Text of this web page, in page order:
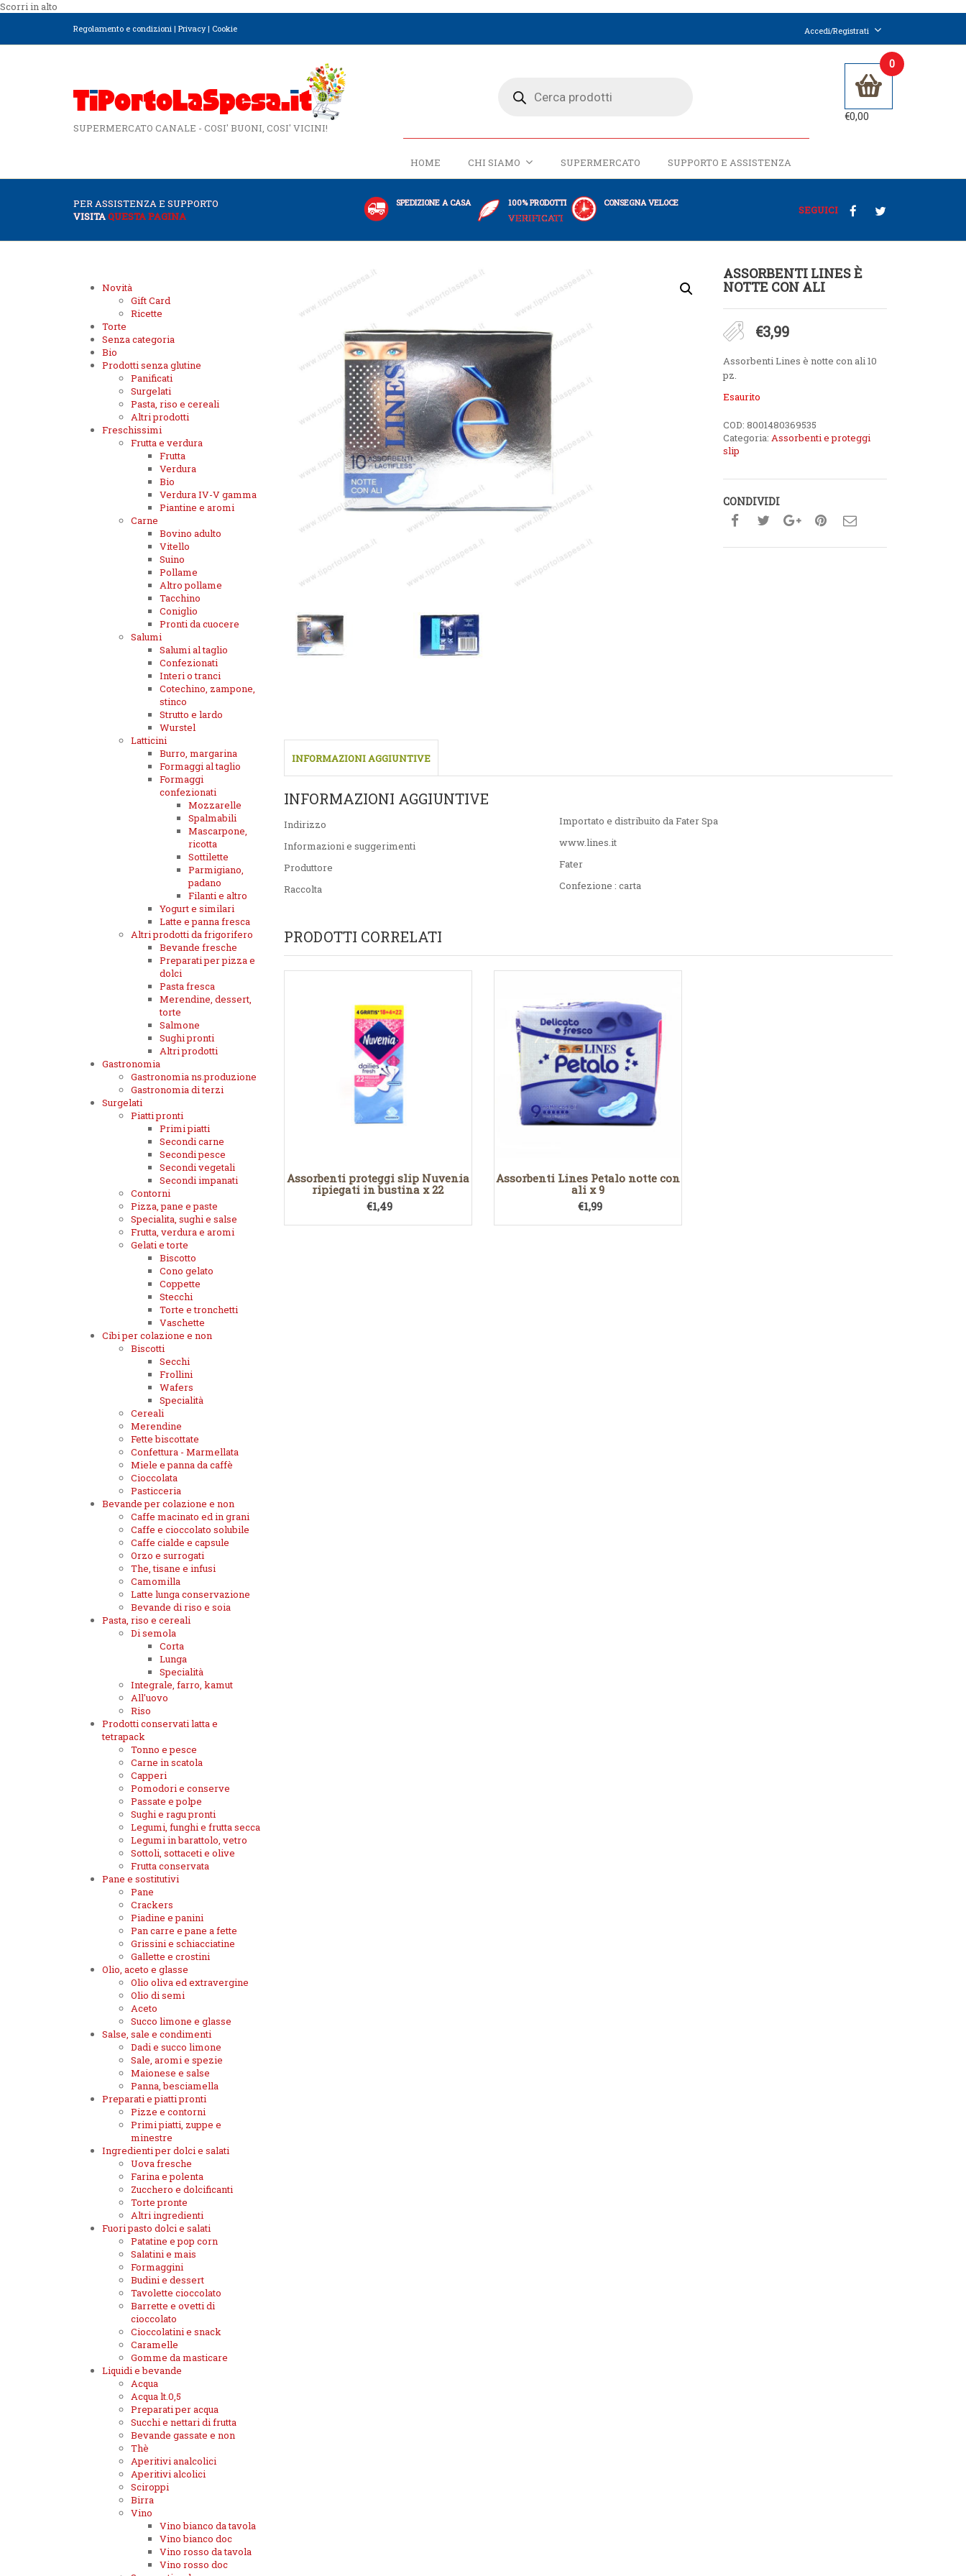
Scorri in alto
Regolamento e condizioni | Privacy| Cookie Accedi/Registrati
SUPERMERCATO CANALE - COSI' BUONI, COSI' VICINI!
HOME CHI SIAMO SUPERMERCATO SUPPORTO E ASSISTENZA
0
€0,00
PER ASSISTENZA E SUPPORTO
VISITAQUESTA PAGINA
SPEDIZIONE A CASA 100% PRODOTTI
VERIFICATI
CONSEGNA VELOCE
SEGUICI
ASSORBENTI LINES È
NOTTE CON ALI
€3,99
Assorbenti Lines è notte con ali 10
pz.
Esaurito
COD:8001480369535
Categoria:Assorbenti e proteggi
slip
CONDIVIDI
INFORMAZIONI AGGIUNTIVE
INFORMAZIONI AGGIUNTIVE
Indirizzo
Importato e distribuito da Fater Spa
Informazioni e suggerimenti
www.lines.it
Produttore
Fater
Raccolta
Confezione : carta
PRODOTTI CORRELATI
Assorbenti proteggi slip Nuvenia
ripiegati in bustina x 22
€1,49
Assorbenti Lines Petalo notte con
ali x 9
€1,99
Novità
Gift Card
Ricette
Torte
Senza categoria
Bio
Prodotti senza glutine
Panificati
Surgelati
Pasta, riso e cereali
Altri prodotti
Freschissimi
Frutta e verdura
Frutta
Verdura
Bio
Verdura IV-V gamma
Piantine e aromi
Carne
Bovino adulto
Vitello
Suino
Pollame
Altro pollame
Tacchino
Coniglio
Pronti da cuocere
Salumi
Salumi al taglio
Confezionati
Interi o tranci
Cotechino, zampone,
stinco
Strutto e lardo
Wurstel
Latticini
Burro, margarina
Formaggi al taglio
Formaggi
confezionati
Mozzarelle
Spalmabili
Mascarpone,
ricotta
Sottilette
Parmigiano,
padano
Filanti e altro
Yogurt e similari
Latte e panna fresca
Altri prodotti da frigorifero
Bevande fresche
Preparati per pizza e
dolci
Pasta fresca
Merendine, dessert,
torte
Salmone
Sughi pronti
Altri prodotti
Gastronomia
Gastronomia ns.produzione
Gastronomia di terzi
Surgelati
Piatti pronti
Primi piatti
Secondi carne
Secondi pesce
Secondi vegetali
Secondi impanati
Contorni
Pizza, pane e paste
Specialita, sughi e salse
Frutta, verdura e aromi
Gelati e torte
Biscotto
Cono gelato
Coppette
Stecchi
Torte e tronchetti
Vaschette
Cibi per colazione e non
Biscotti
Secchi
Frollini
Wafers
Specialità
Cereali
Merendine
Fette biscottate
Confettura - Marmellata
Miele e panna da caffè
Cioccolata
Pasticceria
Bevande per colazione e non
Caffe macinato ed in grani
Caffe e cioccolato solubile
Caffe cialde e capsule
Orzo e surrogati
The, tisane e infusi
Camomilla
Latte lunga conservazione
Bevande di riso e soia
Pasta, riso e cereali
Di semola
Corta
Lunga
Specialità
Integrale, farro, kamut
All'uovo
Riso
Prodotti conservati latta e
tetrapack
Tonno e pesce
Carne in scatola
Capperi
Pomodori e conserve
Passate e polpe
Sughi e ragu pronti
Legumi, funghi e frutta secca
Legumi in barattolo, vetro
Sottoli, sottaceti e olive
Frutta conservata
Pane e sostitutivi
Pane
Crackers
Piadine e panini
Pan carre e pane a fette
Grissini e schiacciatine
Gallette e crostini
Olio, aceto e glasse
Olio oliva ed extravergine
Olio di semi
Aceto
Succo limone e glasse
Salse, sale e condimenti
Dadi e succo limone
Sale, aromi e spezie
Maionese e salse
Panna, besciamella
Preparati e piatti pronti
Pizze e contorni
Primi piatti, zuppe e
minestre
Ingredienti per dolci e salati
Uova fresche
Farina e polenta
Zucchero e dolcificanti
Torte pronte
Altri ingredienti
Fuori pasto dolci e salati
Patatine e pop corn
Salatini e mais
Formaggini
Budini e dessert
Tavolette cioccolato
Barrette e ovetti di
cioccolato
Cioccolatini e snack
Caramelle
Gomme da masticare
Liquidi e bevande
Acqua
Acqua lt.0,5
Preparati per acqua
Succhi e nettari di frutta
Bevande gassate e non
Thè
Aperitivi analcolici
Aperitivi alcolici
Sciroppi
Birra
Vino
Vino bianco da tavola
Vino bianco doc
Vino rosso da tavola
Vino rosso doc